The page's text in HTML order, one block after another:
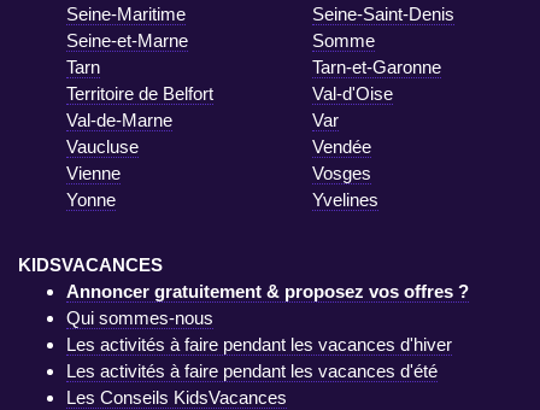
Seine-Maritime
Seine-Saint-Denis
Seine-et-Marne
Somme
Tarn
Tarn-et-Garonne
Territoire de Belfort
Val-d'Oise
Val-de-Marne
Var
Vaucluse
Vendée
Vienne
Vosges
Yonne
Yvelines
KIDSVACANCES
Annoncer gratuitement & proposez vos offres ?
Qui sommes-nous
Les activités à faire pendant les vacances d'hiver
Les activités à faire pendant les vacances d'été
Les Conseils KidsVacances